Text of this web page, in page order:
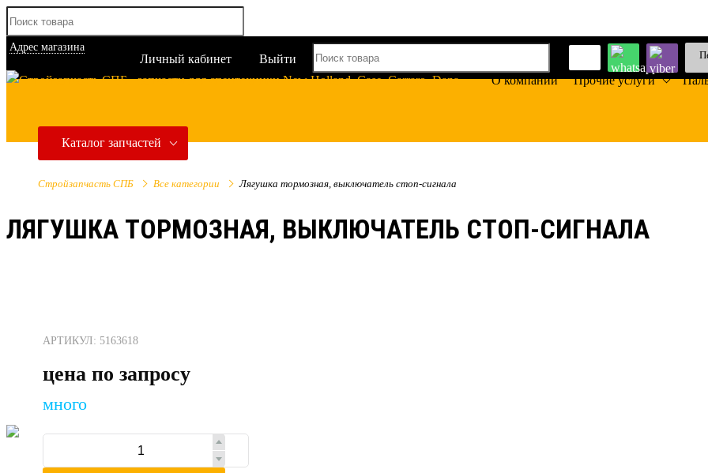
Адрес магазина
Личный кабинет Выйти
О компании Прочие услуги
Каталог запчастей
Стройзапчасть СПБ Все категории Лягушка тормозная, выключатель стоп-сигнала
ЛЯГУШКА ТОРМОЗНАЯ, ВЫКЛЮЧАТЕЛЬ СТОП-СИГНАЛА
АРТИКУЛ: 5163618
цена по запросу
много